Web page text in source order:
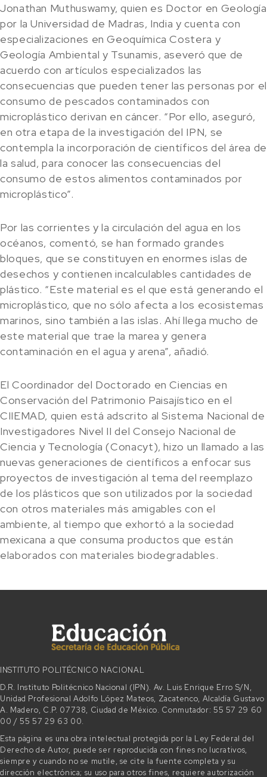
Jonathan Muthuswamy, quien es Doctor en Geología
por la Universidad de Madras, India y cuenta con
especializaciones en Geoquímica Costera y
Geología Ambiental y Tsunamis, aseveró que de
acuerdo con artículos especializados las
consecuencias que pueden tener las personas por el
consumo de pescados contaminados con
microplástico derivan en cáncer. “Por ello, aseguró,
en otra etapa de la investigación del IPN, se
contempla la incorporación de científicos del área de
la salud, para conocer las consecuencias del
consumo de estos alimentos contaminados por
microplástico”.
Por las corrientes y la circulación del agua en los
océanos, comentó, se han formado grandes
bloques, que se constituyen en enormes islas de
desechos y contienen incalculables cantidades de
plástico. “Este material es el que está generando el
microplástico, que no sólo afecta a los ecosistemas
marinos, sino también a las islas. Ahí llega mucho de
este material que trae la marea y genera
contaminación en el agua y arena”, añadió.
El Coordinador del Doctorado en Ciencias en
Conservación del Patrimonio Paisajístico en el
CIIEMAD, quien está adscrito al Sistema Nacional de
Investigadores Nivel II del Consejo Nacional de
Ciencia y Tecnología (Conacyt), hizo un llamado a las
nuevas generaciones de científicos a enfocar sus
proyectos de investigación al tema del reemplazo
de los plásticos que son utilizados por la sociedad
con otros materiales más amigables con el
ambiente, al tiempo que exhortó a la sociedad
mexicana a que consuma productos que están
elaborados con materiales biodegradables.
INSTITUTO POLITÉCNICO NACIONAL
D.R. Instituto Politécnico Nacional (IPN). Av. Luis Enrique Erro S/N,
Unidad Profesional Adolfo López Mateos, Zacatenco, Alcaldía Gustavo
A. Madero, C.P. 07738, Ciudad de México. Conmutador: 55 57 29 60
00 / 55 57 29 63 00.
Esta página es una obra intelectual protegida por la Ley Federal del
Derecho de Autor, puede ser reproducida con fines no lucrativos,
siempre y cuando no se mutile, se cite la fuente completa y su
dirección electrónica; su uso para otros fines, requiere autorización